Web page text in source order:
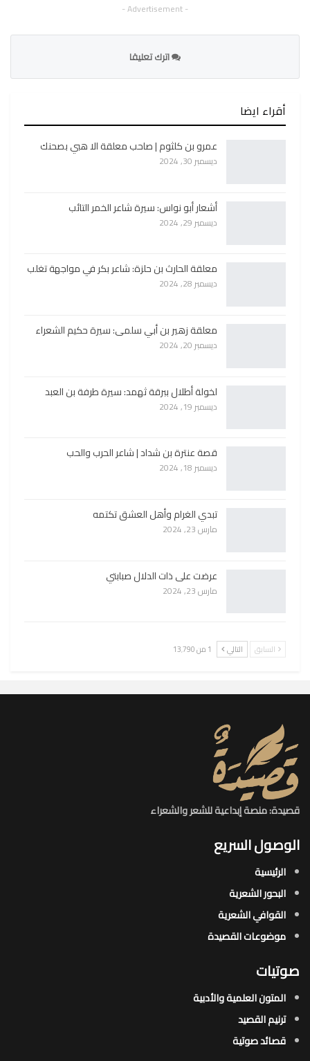
- Advertisement -
اترك تعليقا
أقراء ايضا
عمرو بن كلثوم | صاحب معلقة الا هبي بصحنك
ديسمبر 30, 2024
أشعار أبو نواس: سيرة شاعر الخمر التائب
ديسمبر 29, 2024
معلقة الحارث بن حلزة: شاعر بكر في مواجهة تغلب
ديسمبر 28, 2024
معلقة زهير بن أبي سلمى: سيرة حكيم الشعراء
ديسمبر 20, 2024
لخولة أطلال ببرقة ثهمد: سيرة طرفة بن العبد
ديسمبر 19, 2024
قصة عنترة بن شداد | شاعر الحرب والحب
ديسمبر 18, 2024
تبدي الغرام وأهل العشق تكتمه
مارس 23, 2024
عرضت على ذات الدلال صبابتي
مارس 23, 2024
السابق التالي 1 من 13٬790
قصيدة: منصة إبداعية للشعر والشعراء
الوصول السريع
الرئيسية
البحور الشعرية​
القوافي الشعرية​
موضوعات القصيدة​
صوتيات
المتون العلمية والأدبية
ترنيم القصيد
قصائد صوتية